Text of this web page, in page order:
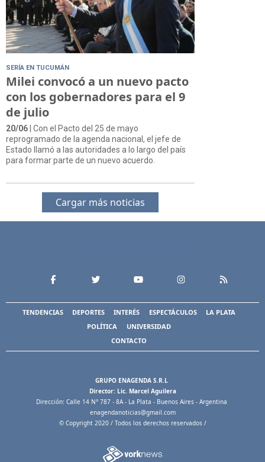
SERÍA EN TUCUMÁN
Milei convocó a un nuevo pacto
con los gobernadores para el 9
de julio
20/06 | Con el Pacto del 25 de mayo
reprogramado de la agenda nacional, el jefe de
Estado llamó a las autoridades a lo largo del país
para formar parte de un nuevo acuerdo.
Cargar más noticias
TENDENCIAS DEPORTES INTERÉS ESPECTÁCULOS
LA PLATA
POLÍTICA
UNIVERSIDAD
CONTACTO
GRUPO ENAGENDA S.R.L
Director: Lic. Marcel Aguilera
Dirección: Calle 14 N° 787 - 8A - La Plata - Buenos Aires - Argentina
enagendanoticias@gmail.com
© Copyright 2020 / Todos los derechos reservados /